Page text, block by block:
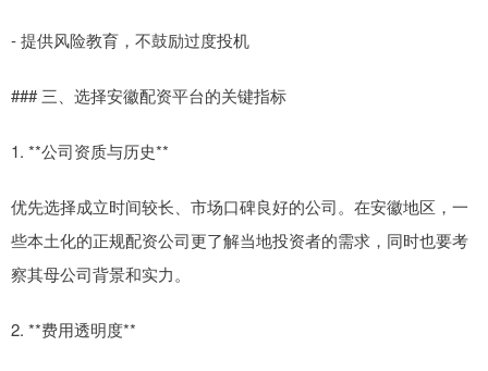
- 提供风险教育，不鼓励过度投机
### 三、选择安徽配资平台的关键指标
1. **公司资质与历史**
优先选择成立时间较长、市场口碑良好的公司。在安徽地区，一
些本土化的正规配资公司更了解当地投资者的需求，同时也要考
察其母公司背景和实力。
2. **费用透明度**